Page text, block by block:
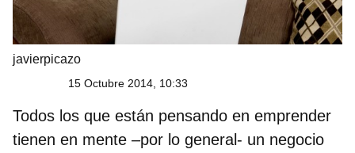
javierpicazo
15 Octubre 2014, 10:33
Todos los que están pensando en emprender
tienen en mente –por lo general- un negocio